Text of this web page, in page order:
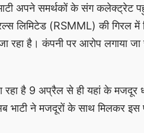
अपने समर्थकों के संग कलेक्ट्रेट
लिमिटेड (RSMML) की गिरल में
है। कंपनी पर आरोप लगाया जा
रहा है 9 अप्रैल से ही यहां के मजदूर
भाटी ने मजदूरों के साथ मिलकर